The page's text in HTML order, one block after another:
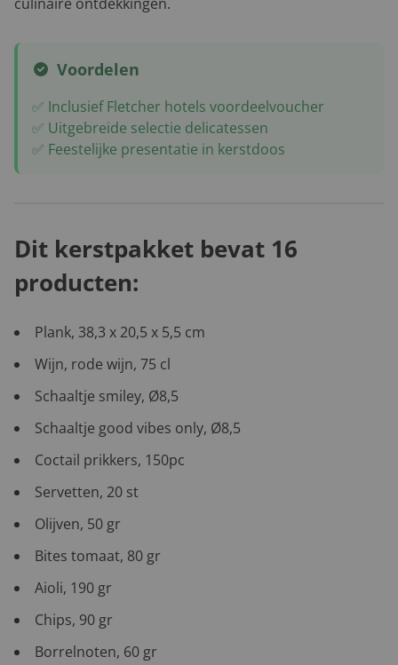
Voordelen
✅ Inclusief Fletcher hotels voordeelvoucher
✅ Uitgebreide selectie delicatessen
✅ Feestelijke presentatie in kerstdoos
Dit kerstpakket bevat 16
producten:
Plank, 38,3 x 20,5 x 5,5 cm
Wijn, rode wijn, 75 cl
Schaaltje smiley, Ø8,5
Schaaltje good vibes only, Ø8,5
Coctail prikkers, 150pc
Servetten, 20 st
Olijven, 50 gr
Bites tomaat, 80 gr
Aioli, 190 gr
Chips, 90 gr
Borrelnoten, 60 gr